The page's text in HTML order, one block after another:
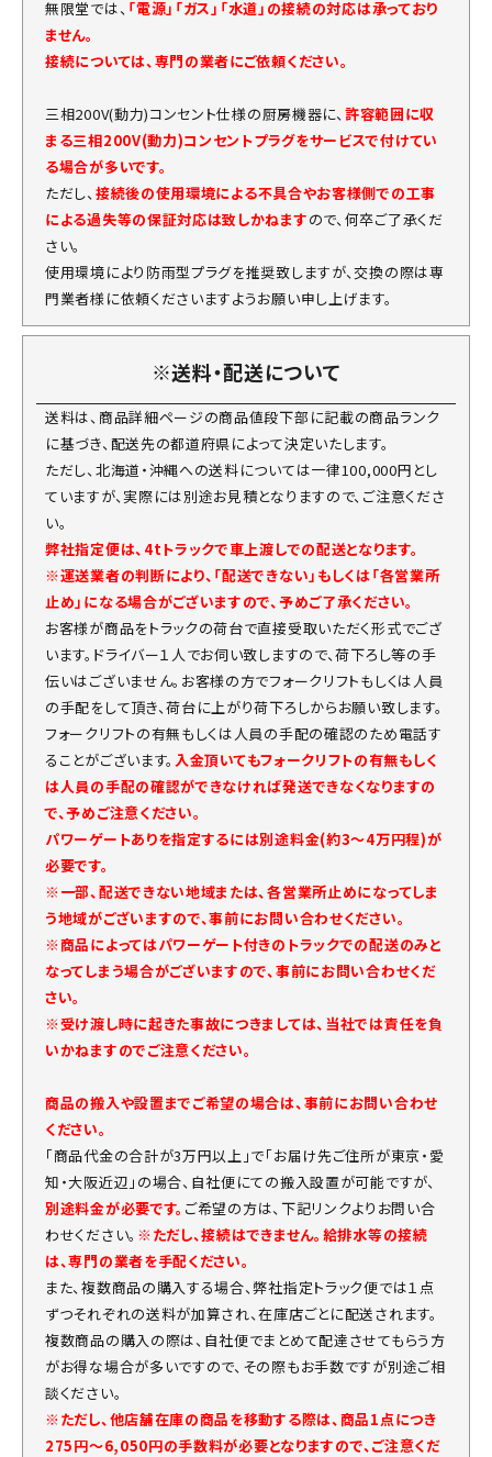
無限堂では、 「電源」「ガス」「水道」の接続の対応は承っており
ません。
接続については、専門の業者にご依頼ください。
三相200V(動力)コンセント仕様の厨房機器に、許容範囲に収
まる三相200V(動力)コンセントプラグをサービスで付けてい
る場合が多いです。
ただし、接続後の使用環境による不具合やお客様側での工事
による過失等の保証対応は致しかねますので、何卒ご了承くだ
さい。
使用環境により防雨型プラグを推奨致しますが、交換の際は専
門業者様に依頼くださいますようお願い申し上げます。
※送料・配送について
送料は、商品詳細ページの商品値段下部に記載の商品ランク
に基づき、配送先の都道府県によって決定いたします。
ただし、北海道・沖縄への送料については一律100,000円とし
ていますが、実際には別途お見積となりますので、ご注意くださ
い。
弊社指定便は、4tトラックで車上渡しでの配送となります。
※運送業者の判断により、「配送できない」もしくは「各営業所
止め」になる場合がございますので、予めご了承ください。
お客様が商品をトラックの荷台で直接受取いただく形式でござ
います。ドライバー１人でお伺い致しますので、荷下ろし等の手
伝いはございません。お客様の方でフォークリフトもしくは人員
の手配をして頂き、荷台に上がり荷下ろしからお願い致します。
フォークリフトの有無もしくは人員の手配の確認のため電話す
ることがございます。 入金頂いてもフォークリフトの有無もしく
は人員の手配の確認ができなければ発送できなくなりますの
で、予めご注意ください。
パワーゲートありを指定するには別途料金(約3～4万円程)が
必要です。
※一部、配送できない地域または、各営業所止めになってしま
う地域がございますので、事前にお問い合わせください。
※商品によってはパワーゲート付きのトラックでの配送のみと
なってしまう場合がございますので、事前にお問い合わせくだ
さい。
※受け渡し時に起きた事故につきましては、当社では責任を負
いかねますのでご注意ください。
商品の搬入や設置までご希望の場合は、事前にお問い合わせ
ください。
「商品代金の合計が3万円以上」で「お届け先ご住所が東京・愛
知・大阪近辺」の場合、自社便にての搬入設置が可能ですが、
別途料金が必要です。 ご希望の方は、下記リンクよりお問い合
わせください。 ※ただし、接続はできません。給排水等の接続
は、専門の業者を手配ください。
また、複数商品の購入する場合、弊社指定トラック便では１点
ずつそれぞれの送料が加算され、在庫店ごとに配送されます。
複数商品の購入の際は、自社便でまとめて配達させてもらう方
がお得な場合が多いですので、その際もお手数ですが別途ご相
談ください。
※ただし、他店舗在庫の商品を移動する際は、商品1点につき
275円～6,050円の手数料が必要となりますので、ご注意くだ